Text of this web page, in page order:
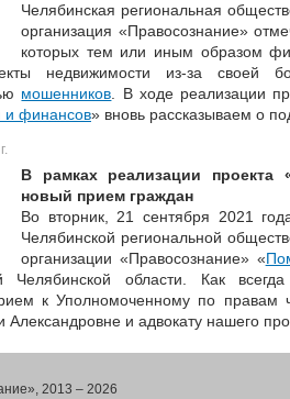
Челябинская региональная
организация «Правосознание»
которых тем или иным образом
недвижимости из-за своей
мошенников . В ходе реализации
и финансов» вновь рассказываем о
В рамках реализации проекта
новый прием граждан
Во вторник, 21 сентября 2021
Челябинской региональной
организации «Правосознание» «
Челябинской области. Как
к Уполномоченному по правам
и адвокату нашего
2013 – 2026